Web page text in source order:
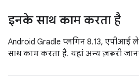
इनके साथ काम करता है
Android Gradle प्लगिन 8.13,
साथ काम करता है. यहां अन्य ज़रूरी